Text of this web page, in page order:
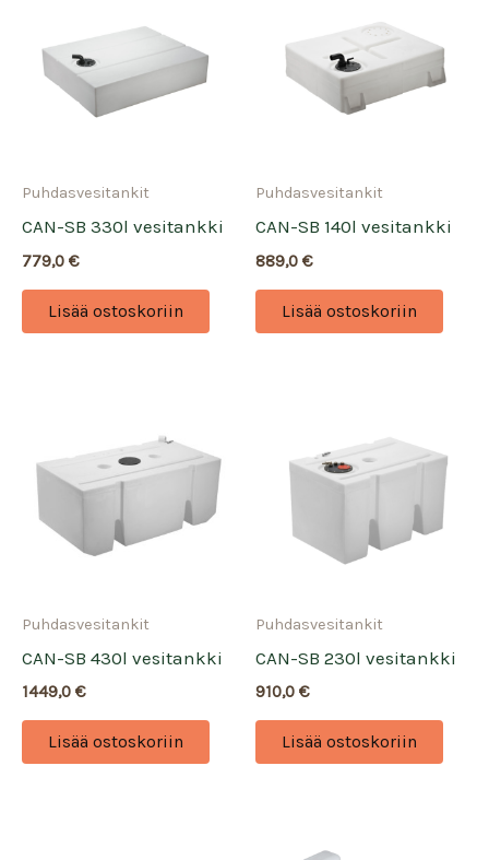
Puhdasvesitankit
CAN-SB 330l vesitankki
779,0 €
Lisää ostoskoriin
Puhdasvesitankit
CAN-SB 140l vesitankki
889,0 €
Lisää ostoskoriin
Puhdasvesitankit
CAN-SB 430l vesitankki
1449,0 €
Lisää ostoskoriin
Puhdasvesitankit
CAN-SB 230l vesitankki
910,0 €
Lisää ostoskoriin